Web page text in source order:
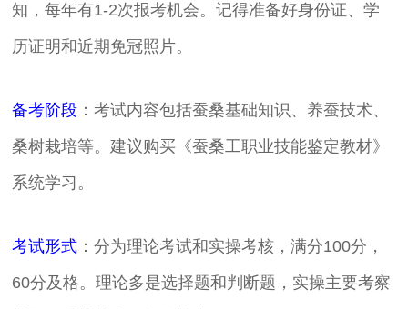
知，每年有1-2次报考机会。记得准备好身份证、学
历证明和近期免冠照片。
备考阶段 ：考试内容包括蚕桑基础知识、养蚕技术、
桑树栽培等。建议购买《蚕桑工职业技能鉴定教材》
系统学习。
考试形式 ：分为理论考试和实操考核，满分100分，
60分及格。理论多是选择题和判断题，实操主要考察